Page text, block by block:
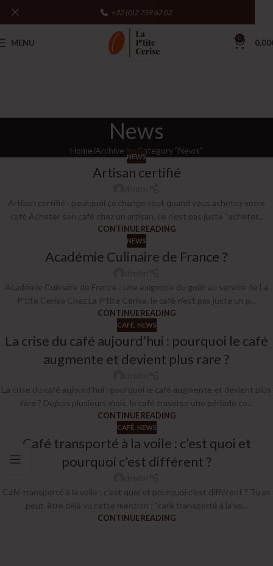
MENU 0 0,00
News
Home Archive by Category "News"
NEWS
Artisan certifié
Artisan certifié : pourquoi ça change tout quand vous achetez votre
café Acheter son café chez un artisan, ce n’est pas juste “acheter...
CONTINUE READING
NEWS
Académie Culinaire de France ?
Académie Culinaire de France : une exigence du goût au service de La
P’tite Cerise Chez La P’tite Cerise, le café n’est pas juste un p...
CONTINUE READING
CAFÉ, NEWS
La crise du café aujourd’hui : pourquoi le café
augmente et devient plus rare ?
La crise du café aujourd’hui : pourquoi le café augmente et devient plus
rare ? Depuis plusieurs mois, le café traverse une période co...
CONTINUE READING
CAFÉ, NEWS
Café transporté à la voile : c’est quoi et
pourquoi c’est différent ?
Café transporté à la voile : c’est quoi et pourquoi c’est différent ? Tu as
peut-être déjà vu cette mention : “café transporté à la vo...
CONTINUE READING
+32 (0)2 759 62 02